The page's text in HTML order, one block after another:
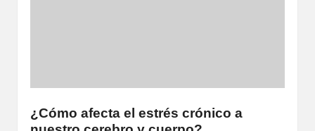
¿Cómo afecta el estrés crónico a